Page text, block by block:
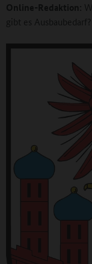
Online-Redaktion:
gibt es Ausbaubedarf?